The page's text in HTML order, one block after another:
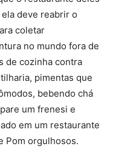
deve reabrir o
coletar
no mundo fora de
de cozinha contra
pimentas que
bebendo chá
um frenesi e
em um restaurante
Pom orgulhosos.